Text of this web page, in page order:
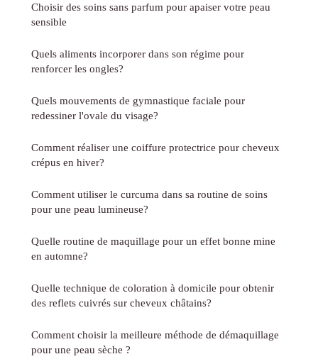
Choisir des soins sans parfum pour apaiser votre peau
sensible
Quels aliments incorporer dans son régime pour
renforcer les ongles?
Quels mouvements de gymnastique faciale pour
redessiner l'ovale du visage?
Comment réaliser une coiffure protectrice pour cheveux
crépus en hiver?
Comment utiliser le curcuma dans sa routine de soins
pour une peau lumineuse?
Quelle routine de maquillage pour un effet bonne mine
en automne?
Quelle technique de coloration à domicile pour obtenir
des reflets cuivrés sur cheveux châtains?
Comment choisir la meilleure méthode de démaquillage
pour une peau sèche ?